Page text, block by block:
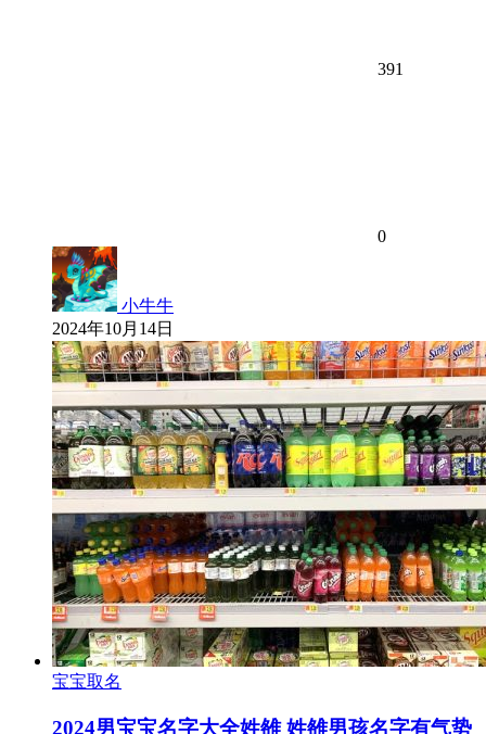
391
0
小牛牛
2024年10月14日
宝宝取名
2024男宝宝名字大全姓雒 姓雒男孩名字有气势